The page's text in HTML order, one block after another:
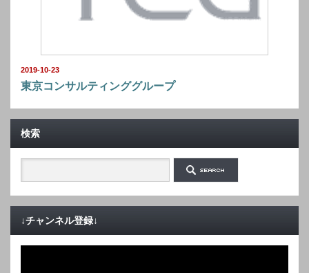
2019-10-23
東京コンサルティンググループ
検索
↓チャンネル登録↓